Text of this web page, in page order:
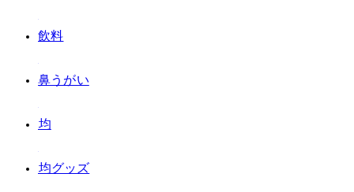
#飲料
#鼻うがい
#100均
#100均グッズ